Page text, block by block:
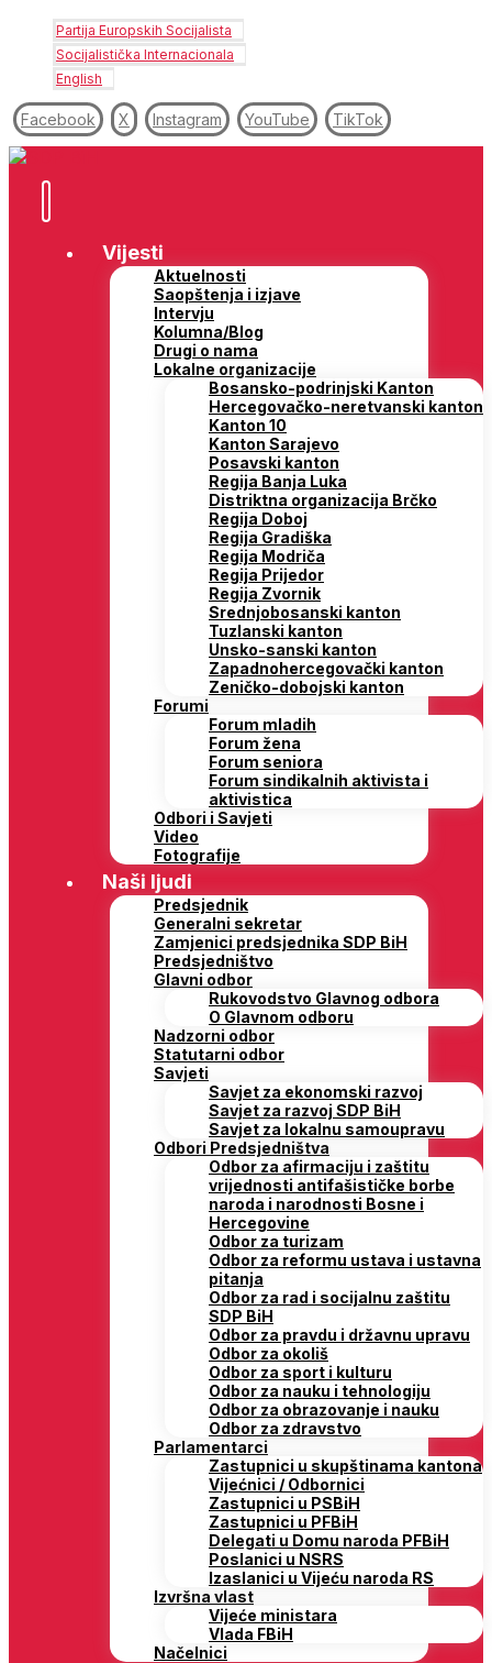
Partija Europskih Socijalista
Socijalistička Internacionala
English
Facebook X Instagram YouTube TikTok
Vijesti
Aktuelnosti
Saopštenja i izjave
Intervju
Kolumna/Blog
Drugi o nama
Lokalne organizacije
Bosansko-podrinjski Kanton
Hercegovačko-neretvanski kanton
Kanton 10
Kanton Sarajevo
Posavski kanton
Regija Banja Luka
Distriktna organizacija Brčko
Regija Doboj
Regija Gradiška
Regija Modriča
Regija Prijedor
Regija Zvornik
Srednjobosanski kanton
Tuzlanski kanton
Unsko-sanski kanton
Zapadnohercegovački kanton
Zeničko-dobojski kanton
Forumi
Forum mladih
Forum žena
Forum seniora
Forum sindikalnih aktivista i
aktivistica
Odbori i Savjeti
Video
Fotografije
Naši ljudi
Predsjednik
Generalni sekretar
Zamjenici predsjednika SDP BiH
Predsjedništvo
Glavni odbor
Rukovodstvo Glavnog odbora
O Glavnom odboru
Nadzorni odbor
Statutarni odbor
Savjeti
Savjet za ekonomski razvoj
Savjet za razvoj SDP BiH
Savjet za lokalnu samoupravu
Odbori Predsjedništva
Odbor za afirmaciju i zaštitu
vrijednosti antifašističke borbe
naroda i narodnosti Bosne i
Hercegovine
Odbor za turizam
Odbor za reformu ustava i ustavna
pitanja
Odbor za rad i socijalnu zaštitu
SDP BiH
Odbor za pravdu i državnu upravu
Odbor za okoliš
Odbor za sport i kulturu
Odbor za nauku i tehnologiju
Odbor za obrazovanje i nauku
Odbor za zdravstvo
Parlamentarci
Zastupnici u skupštinama kantona
Vijećnici / Odbornici
Zastupnici u PSBiH
Zastupnici u PFBiH
Delegati u Domu naroda PFBiH
Poslanici u NSRS
Izaslanici u Vijeću naroda RS
Izvršna vlast
Vijeće ministara
Vlada FBiH
Načelnici